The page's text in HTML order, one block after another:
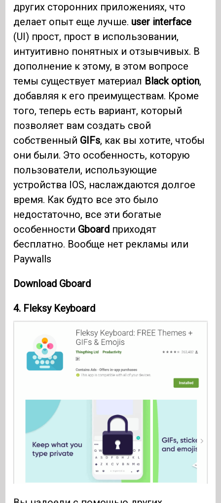
других сторонних приложениях, что
делает опыт еще лучше. user interface
(UI) прост, прост в использовании,
интуитивно понятных и отзывчивых. В
дополнение к этому, в этом вопросе
темы существует материал Black option,
добавляя к его преимуществам. Кроме
того, теперь есть вариант, который
позволяет вам создать свой
собственный GIFs, как вы хотите, чтобы
они были. Это особенность, которую
пользователи, использующие
устройства IOS, наслаждаются долгое
время. Как будто все это было
недостаточно, все эти богатые
особенности Gboard приходят
бесплатно. Вообще нет рекламы или
Paywalls
Download Gboard
4. Fleksy Keyboard